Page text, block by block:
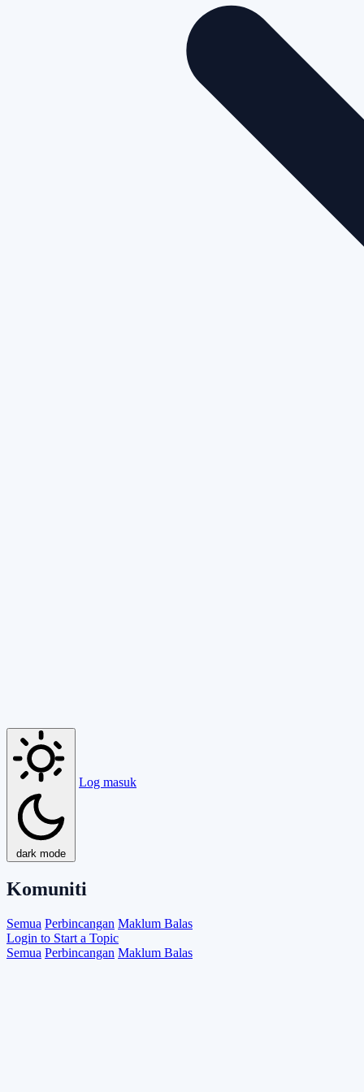
dark mode
Log masuk
Komuniti
Semua Perbincangan Maklum Balas
Login to Start a Topic
Semua Perbincangan Maklum Balas